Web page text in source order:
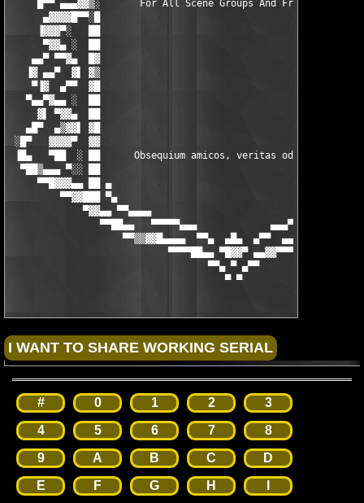
█▀▀ ▄▄▄▓▓▒░       For All Scene Groups And Friends
▄▓▓▓▓█▀▀░█
▐▓▓▓▀░   ██
▀▓▓▄ ░  ██
▄▄▀ ▀▀▓▄  █▓
▐▓ ▄▄▀  ▓▌ ▓▒
▀▐▓  ▄▀▀  ▓█
▀▄▄▀▓▄▄ ░  ██
▓▌ ▀▓▓▄  ██
▄█▀  ▄▒▓▓▌ ▓█
░█▀   ▓▓▓▓▀  ▓▓                                               ▓█
▐█▄   ▀██  ░ ██      Obsequium amicos, veritas odium parit
▀██▒▄▄▄ ▀░░ ██
▀▀█▓▓▓▄▄ ██ ▄
▀▀▓▓███ ▀▄
▀▓▓▄▄ ▀▀▄▄▄▄                             ▄▄▄▄▀▀
▀▀██▄▄   ▀▀▀▀▀▄▄▄             ▄▄▄▀▀▀▀▀
                    ▀▀▒▒▓▓█▄▄▄▄  ▀▀▄  ▄█▄  ▄▀▀  ▄▄▄▄░▒▒▓▓▀▀
                            ▀▀▀▀██▄▄ ▀█▓▓▀ ▄▄▓▓▀▀▀▀
                                   ▀▀▄ ▀ ▄▀▀
                                      ▀ ▀
# 0 1 2
3
4
5 6 7
8
9
A B C
D
E
F G H